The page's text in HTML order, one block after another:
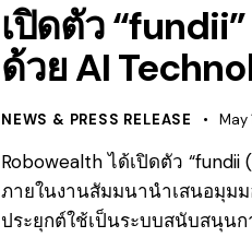
เปิดตัว
ด้วย AI
NEWS & PRESS RELEASE May
Robowealth ได้เปิดตัว
ภายในงานสัมมนานำเสนอมุม
ประยุกต์ใช้เป็นระบบสนับสนุน